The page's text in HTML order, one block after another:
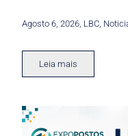
Agosto 6, 2026 LBC
Leia mais